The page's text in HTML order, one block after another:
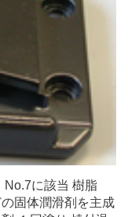
に該当 樹脂
固体潤滑剤を主成